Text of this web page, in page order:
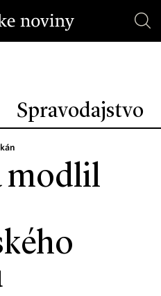
Spravodajstvo
modlil